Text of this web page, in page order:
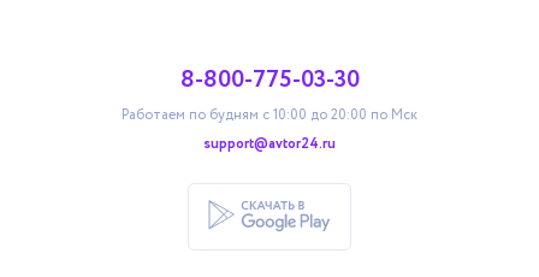
8-800-775-03-30
Работаем по будням с 10:00 до 20:00 по Мск
support@avtor24.ru
Скачать приложение для